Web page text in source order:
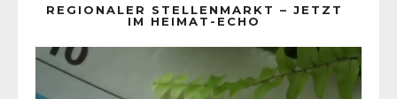
REGIONALER STELLENMARKT – JETZT
IM HEIMAT-ECHO
Player